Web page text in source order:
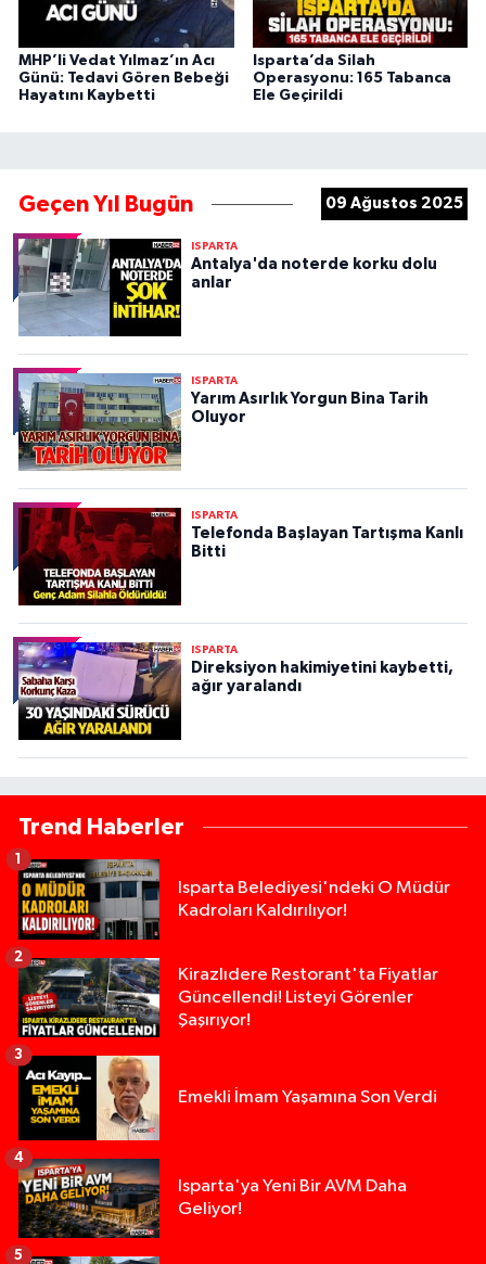
MHP’li Vedat Yılmaz’ın Acı
Günü: Tedavi Gören Bebeği
Hayatını Kaybetti
Isparta’da Silah
Operasyonu: 165 Tabanca
Ele Geçirildi
Geçen Yıl Bugün 09 Ağustos 2025
ISPARTA
Antalya'da noterde korku dolu
anlar
ISPARTA
Yarım Asırlık Yorgun Bina Tarih
Oluyor
ISPARTA
Telefonda Başlayan Tartışma Kanlı
Bitti
ISPARTA
Direksiyon hakimiyetini kaybetti,
ağır yaralandı
Trend Haberler
Isparta Belediyesi'ndeki O Müdür
Kadroları Kaldırılıyor!
1
Kirazlıdere Restorant'ta Fiyatlar
Güncellendi! Listeyi Görenler
Şaşırıyor!
2
Emekli İmam Yaşamına Son Verdi
3
Isparta'ya Yeni Bir AVM Daha
Geliyor!
4
5